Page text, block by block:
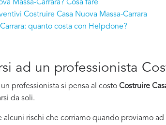
Massa-Carrara? Cosa fare
Costruire Casa Nuova Massa-Carrara
quanto costa con Helpdone?
ad un professionista
professionista si pensa al costo Costruire
da soli.
rischi che corriamo quando proviamo